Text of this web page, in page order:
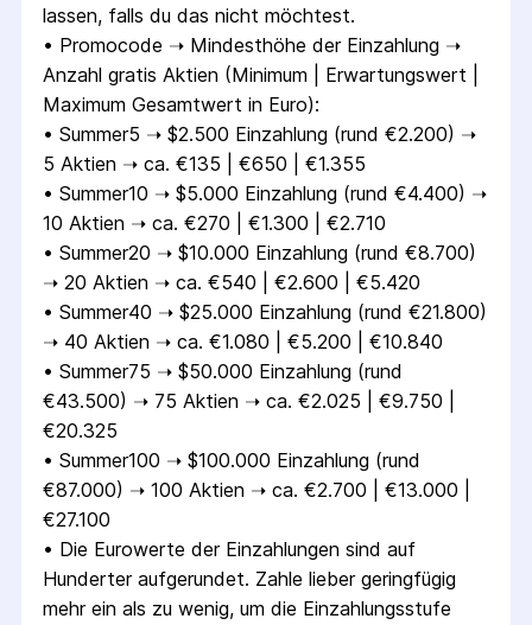
lassen, falls du das nicht möchtest.
• Promocode ➝ Mindesthöhe der Einzahlung ➝
Anzahl gratis Aktien (Minimum | Erwartungswert |
Maximum Gesamtwert in Euro):
• Summer5 ➝ $2.500 Einzahlung (rund €2.200) ➝
5 Aktien ➝ ca. €135 | €650 | €1.355
• Summer10 ➝ $5.000 Einzahlung (rund €4.400) ➝
10 Aktien ➝ ca. €270 | €1.300 | €2.710
• Summer20 ➝ $10.000 Einzahlung (rund €8.700)
➝ 20 Aktien ➝ ca. €540 | €2.600 | €5.420
• Summer40 ➝ $25.000 Einzahlung (rund €21.800)
➝ 40 Aktien ➝ ca. €1.080 | €5.200 | €10.840
• Summer75 ➝ $50.000 Einzahlung (rund
€43.500) ➝ 75 Aktien ➝ ca. €2.025 | €9.750 |
€20.325
• Summer100 ➝ $100.000 Einzahlung (rund
€87.000) ➝ 100 Aktien ➝ ca. €2.700 | €13.000 |
€27.100
• Die Eurowerte der Einzahlungen sind auf
Hunderter aufgerundet. Zahle lieber geringfügig
mehr ein als zu wenig, um die Einzahlungsstufe